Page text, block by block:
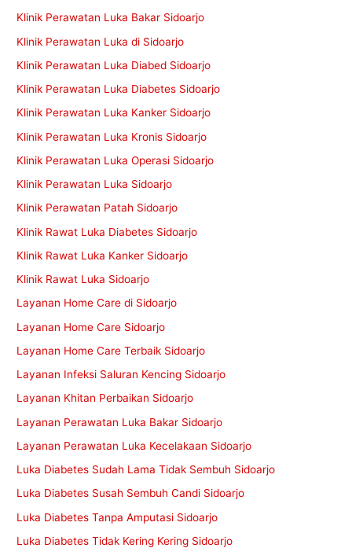
Klinik Perawatan Luka Bakar Sidoarjo
Klinik Perawatan Luka di Sidoarjo
Klinik Perawatan Luka Diabed Sidoarjo
Klinik Perawatan Luka Diabetes Sidoarjo
Klinik Perawatan Luka Kanker Sidoarjo
Klinik Perawatan Luka Kronis Sidoarjo
Klinik Perawatan Luka Operasi Sidoarjo
Klinik Perawatan Luka Sidoarjo
Klinik Perawatan Patah Sidoarjo
Klinik Rawat Luka Diabetes Sidoarjo
Klinik Rawat Luka Kanker Sidoarjo
Klinik Rawat Luka Sidoarjo
Layanan Home Care di Sidoarjo
Layanan Home Care Sidoarjo
Layanan Home Care Terbaik Sidoarjo
Layanan Infeksi Saluran Kencing Sidoarjo
Layanan Khitan Perbaikan Sidoarjo
Layanan Perawatan Luka Bakar Sidoarjo
Layanan Perawatan Luka Kecelakaan Sidoarjo
Luka Diabetes Sudah Lama Tidak Sembuh Sidoarjo
Luka Diabetes Susah Sembuh Candi Sidoarjo
Luka Diabetes Tanpa Amputasi Sidoarjo
Luka Diabetes Tidak Kering Kering Sidoarjo